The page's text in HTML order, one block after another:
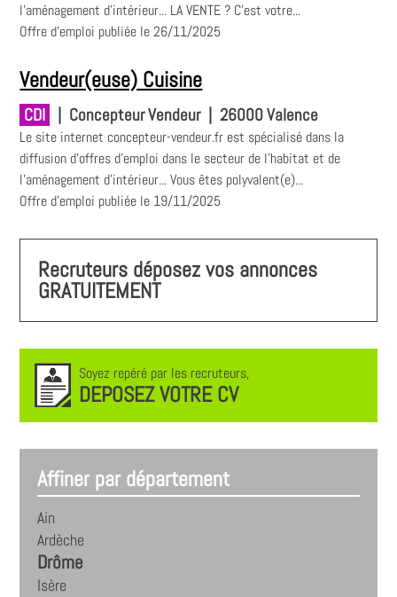
l'aménagement d'intérieur... LA VENTE ? C'est votre...
Offre d'emploi publiée le 26/11/2025
Vendeur(euse) Cuisine
CDI | Concepteur Vendeur | 26000 Valence
Le site internet concepteur-vendeur.fr est spécialisé dans la
diffusion d'offres d'emploi dans le secteur de l'habitat et de
l'aménagement d'intérieur... Vous êtes polyvalent(e)...
Offre d'emploi publiée le 19/11/2025
Recruteurs déposez vos annonces
GRATUITEMENT
Soyez repéré par les recruteurs,
DEPOSEZ VOTRE CV
Affiner par département
Ain
Ardèche
Drôme
Isère